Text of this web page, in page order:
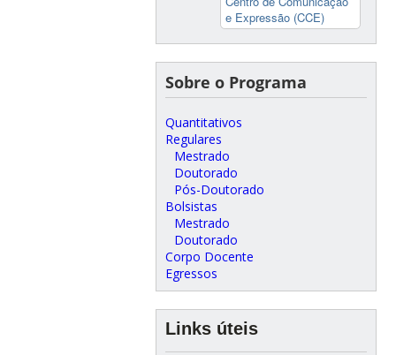
e Expressão (CCE)
Sobre o Programa
Quantitativos
Regulares
Mestrado
Doutorado
Pós-Doutorado
Bolsistas
Mestrado
Doutorado
Corpo Docente
Egressos
Links úteis